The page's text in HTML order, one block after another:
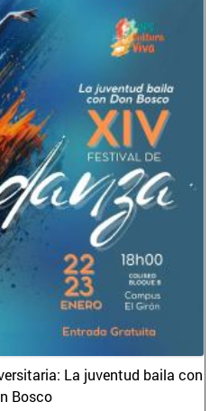
La juventud baila con
Bosco